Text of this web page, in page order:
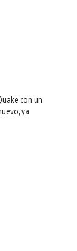
con un
ya